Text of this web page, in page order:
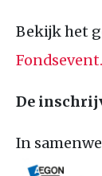
Bekijk het
De
In